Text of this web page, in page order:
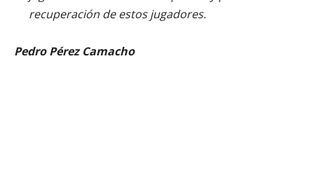
recuperación de estos jugadores.
Pedro Pérez Camacho